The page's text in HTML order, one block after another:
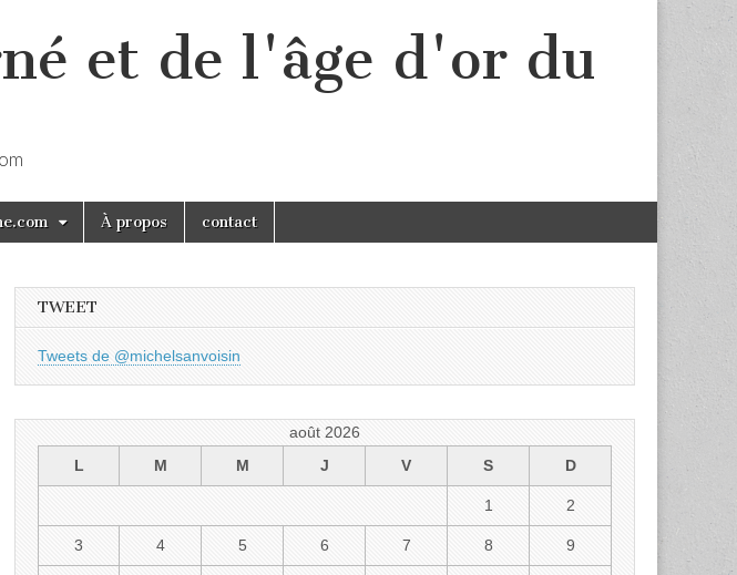
et de l'âge d'or du
À propos contact
TWEET
Tweets de @michelsanvoisin
août 2026
L
M M J V S D
1 2
3 4 5 6 7 8 9